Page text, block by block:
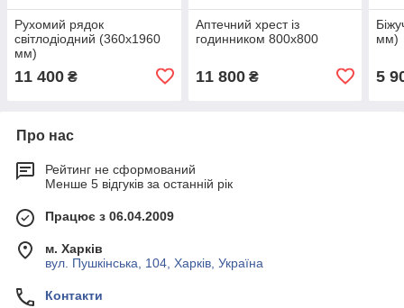
Рухомий рядок
світлодіодний (360х1960
мм)
11 400 ₴
Аптечний хрест із
годинником 800х800
11 800₴
мм)
5
Про нас
Рейтинг не сформований
Менше 5 відгуків за останній рік
Працює з 06.04.2009
м. Харків
вул. Пушкінська, 104, Харків, Україна
Контакти